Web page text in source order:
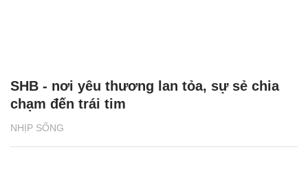
NHỊP SỐNG
SHB - nơi yêu thương lan tỏa, sự sẻ chia
chạm đến trái tim